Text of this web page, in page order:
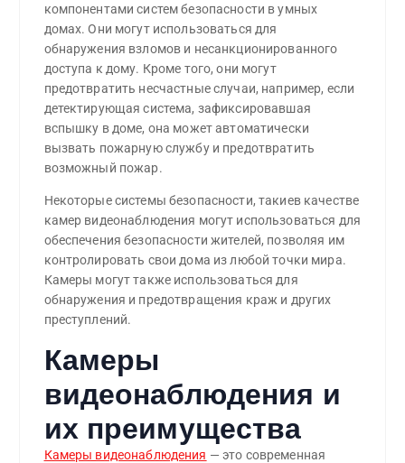
компонентами систем безопасности в умных
домах. Они могут использоваться для
обнаружения взломов и несанкционированного
доступа к дому. Кроме того, они могут
предотвратить несчастные случаи, например, если
детектирующая система, зафиксировавшая
вспышку в доме, она может автоматически
вызвать пожарную службу и предотвратить
возможный пожар.
Некоторые системы безопасности, такиев качестве
камер видеонаблюдения могут использоваться для
обеспечения безопасности жителей, позволяя им
контролировать свои дома из любой точки мира.
Камеры могут также использоваться для
обнаружения и предотвращения краж и других
преступлений.
Камеры
видеонаблюдения и
их преимущества
Камеры видеонаблюдения — это современная